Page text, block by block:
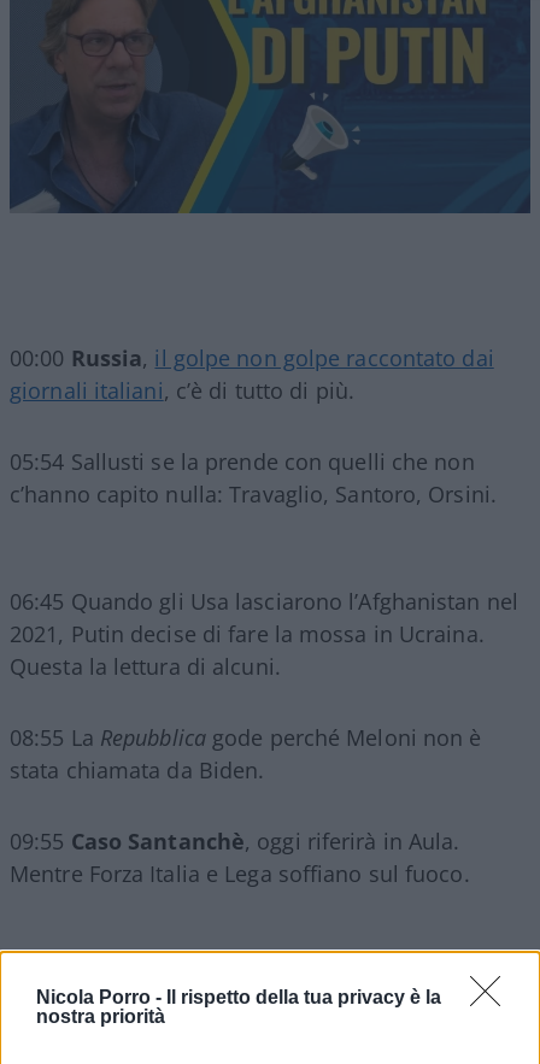
Nicola Porro -
Il rispetto della tua privacy è la
nostra priorità
00:00 Russia, il golpe non golpe raccontato dai
giornali italiani, c’è di tutto di più.
05:54 Sallusti se la prende con quelli che non
c’hanno capito nulla: Travaglio, Santoro, Orsini.
06:45 Quando gli Usa lasciarono l’Afghanistan nel
2021, Putin decise di fare la mossa in Ucraina.
Questa la lettura di alcuni.
08:55 La Repubblicagode perché Meloni non è
stata chiamata da Biden.
09:55 Caso Santanchè, oggi riferirà in Aula.
Mentre Forza Italia e Lega soffiano sul fuoco.
Fatto quotidiano
l’arresto che non c’è.